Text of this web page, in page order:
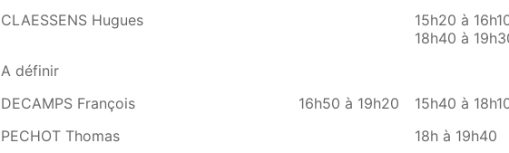
CLAESSENS Hugues
15h20 à
18h40 à
A définir
DECAMPS François 16h50 à 19h20
15h40 à
PECHOT Thomas 18h à 19h40